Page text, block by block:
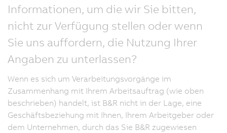
Informationen, um die wir Sie bitten,
nicht zur Verfügung stellen oder wenn
Sie uns auffordern, die Nutzung Ihrer
Angaben zu unterlassen?
Wenn es sich um Verarbeitungsvorgänge im
Zusammenhang mit Ihrem Arbeitsauftrag (wie oben
beschrieben) handelt, ist B&R nicht in der Lage, eine
Geschäftsbeziehung mit Ihnen, Ihrem Arbeitgeber oder
dem Unternehmen, durch das Sie B&R zugewiesen